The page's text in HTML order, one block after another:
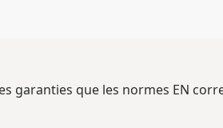
garanties que les normes EN